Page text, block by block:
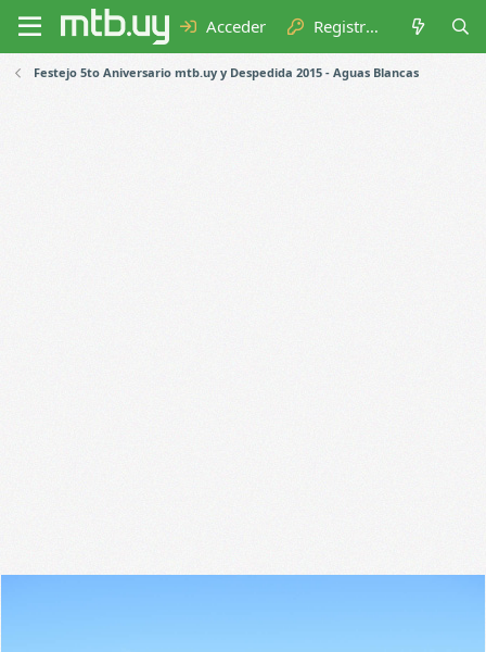
Acceder Registrarse
Festejo 5to Aniversario mtb.uy y Despedida 2015 - Aguas Blancas